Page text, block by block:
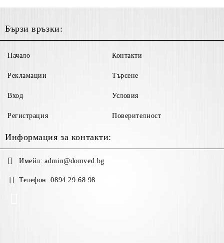
Бързи връзки:
Начало
Рекламации
Вход
Регистрация
Контакти
Търсене
Условия
Поверителност
Информация за контакти:
Имейл: admin@domved.bg
Телефон: 0894 29 68 98